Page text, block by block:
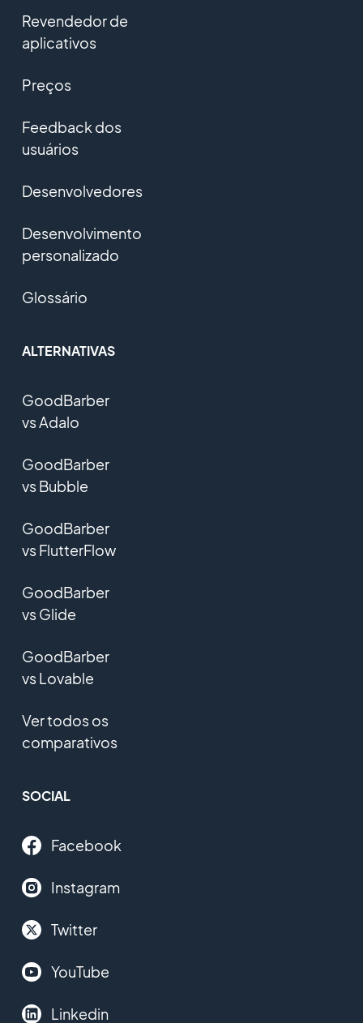
Revendedor de
aplicativos
Preços
Feedback dos
usuários
Desenvolvedores
Desenvolvimento
personalizado
Glossário
ALTERNATIVAS
GoodBarber
vs Adalo
GoodBarber
vs Bubble
GoodBarber
vs FlutterFlow
GoodBarber
vs Glide
GoodBarber
vs Lovable
Ver todos os
comparativos
SOCIAL
Facebook
Instagram
Twitter
YouTube
Linkedin